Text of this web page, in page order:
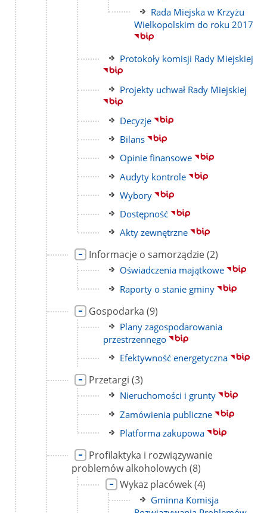
Link
do
strony
Rada Miejska w Krzyżu
Wielkopolskim do roku 2017
Link
do
Protokoły komisji Rady Miejskiej
Link
do
Projekty uchwał Rady Miejskiej
Link
do
strony
Decyzje
Link
strony
Bilans
Link
strony
Opinie finansowe
Link
strony
Audyty kontrole
Link
strony
Wybory
Link
strony
Dostępność
Link
strony
Akty zewnętrzne
Link
do
Informacje o samorządzieliczba
podstron
(2)
Link
strony
Oświadczenia majątkowe
Link
strony
Raporty o stanie gminy
Link
do
strony
Gospodarka liczba
podstron
(9)
Link
do
Plany zagospodarowania
przestrzennego
Link
strony
Efektywność energetyczna
Link
do
Przetargi liczba
podstron
(3)
Link
strony
Nieruchomości i grunty
Link
strony
Zamówienia publiczne
Link
strony
Platforma zakupowa
Link
do
strony
Profilaktyka i rozwiązywanie
problemów alkoholowych liczba
podstron
(8)
Link
do
strony
Wykaz placówekliczba
podstron
(4)
Link
Gminna Komisja